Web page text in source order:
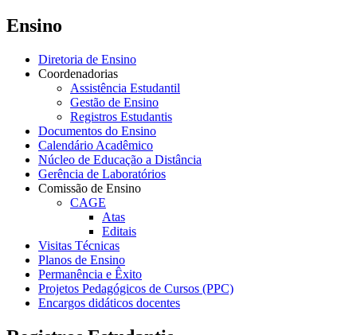
Ensino
Diretoria de Ensino
Coordenadorias
Assistência Estudantil
Gestão de Ensino
Registros Estudantis
Documentos do Ensino
Calendário Acadêmico
Núcleo de Educação a Distância
Gerência de Laboratórios
Comissão de Ensino
CAGE
Atas
Editais
Visitas Técnicas
Planos de Ensino
Permanência e Êxito
Projetos Pedagógicos de Cursos (PPC)
Encargos didáticos docentes